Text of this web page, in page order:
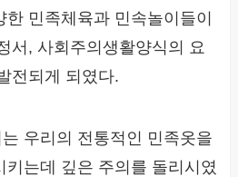
민족체육과 민속놀이들이
서, 사회주의생활양식의 요
전되게 되였다.
우리의 전통적인 민족옷을
키는데 깊은 주의를 돌리시였